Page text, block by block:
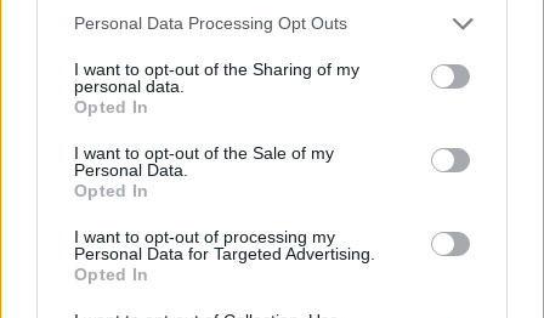
Personal Data Processing Opt Outs
I want to opt-out of the Sharing of my
personal data.
Opted In
I want to opt-out of the Sale of my
Personal Data.
Opted In
I want to opt-out of processing my
Personal Data for Targeted Advertising.
Opted In
som fejepige i AT-Blomster.
- Det hed det dengang. Nu kalder man det jo
ungarbejder. Det var et par timer hver dag efter
kunne lide at være hos Annelise og Tage.
Vis mere
Del artikel